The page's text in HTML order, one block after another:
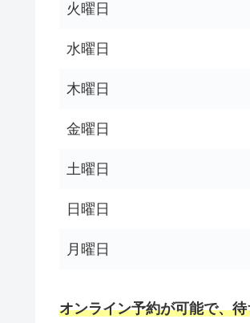
火曜日
水曜日
木曜日
金曜日
土曜日
日曜日
月曜日
オンライン予約が可能で、